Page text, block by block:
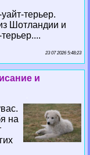
терьер.
Шотландии и
23 07 2026 5:48:23
и
на